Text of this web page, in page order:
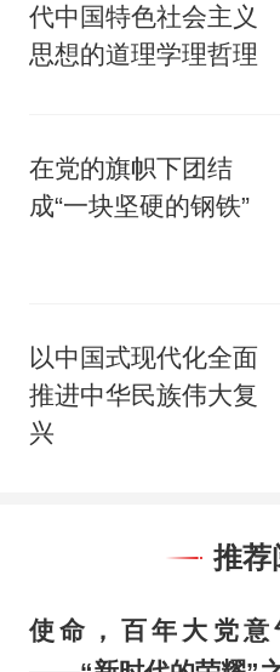
代中国特色社会主义
思想的道理学理哲理
在党的旗帜下团结
成“一块坚硬的钢铁”
以中国式现代化全面
推进中华民族伟大复
兴
推荐
使命，百年大党